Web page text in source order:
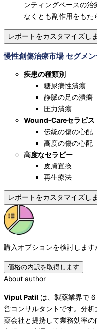
ンティングベースの
なくとも副作用をもた
レポートをカスタマイズし
慢性創傷治療市場 セグメ
疾患の種類別
糖尿病性潰瘍
静脈の足の潰瘍
圧力潰瘍
Wound-Careセラピス
伝統の傷の心配
高度の傷の心配
高度なセラピー
皮膚置換
再生療法
レポートをカスタマイズし
購入オプションを検討します
価格の内訳を取得します
About author
Vipul Patilは、製薬業界で 6
営コンサルタントです。分
薬会社と提携して業務効率